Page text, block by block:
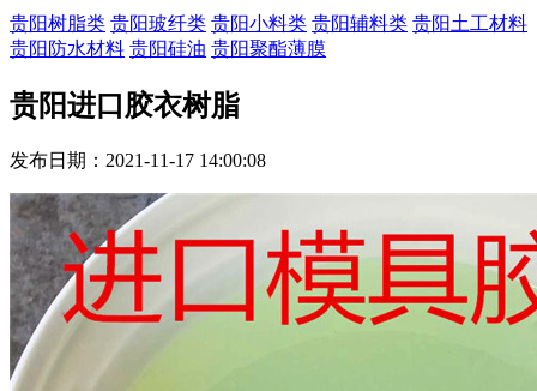
贵阳树脂类 贵阳玻纤类 贵阳小料类 贵阳辅料类 贵阳土工材料
贵阳防水材料 贵阳硅油 贵阳聚酯薄膜
贵阳进口胶衣树脂
发布日期：2021-11-17 14:00:08